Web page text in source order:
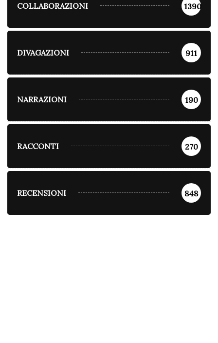
COLLABORAZIONI 1390
DIVAGAZIONI 911
NARRAZIONI 190
RACCONTI 270
RECENSIONI 848